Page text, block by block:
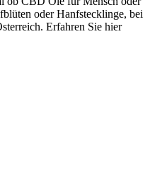
oder Hanfstecklinge, bei
Erfahren Sie hier